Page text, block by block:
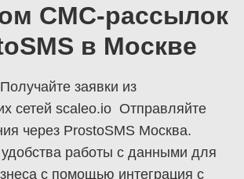
СМС-рассылок
в Москве
Получайте заявки из
сетей scaleo.io Отправляйте
через ProstoSMS Москва.
работы с данными для
с помощью интеграция с